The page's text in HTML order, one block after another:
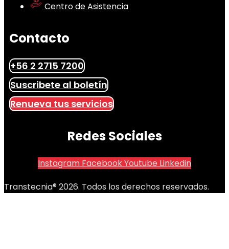
Centro de Asistencia
Contacto
+56 2 2715 7200
Suscribete al boletín
Renueva tus servicios
Redes Sociales
Instagram FacebookYoutube Linkedin
Transtecnia® 2026. Todos los derechos reservados.